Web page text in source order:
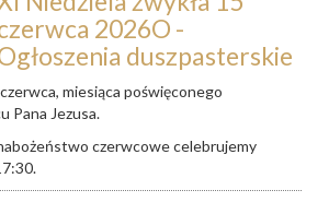
2026O -
duszpasterskie
miesiąca poświęconego
Pana Jezusa.
czerwcowe celebrujemy